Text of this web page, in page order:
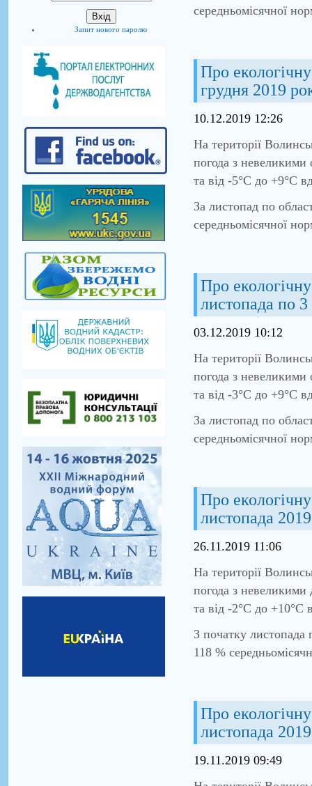
Запит нового паролю
середньомісячної
Про
грудня 2019
10.12.2019 12:26
На території
погода з невеликими
та від -5°С до +9°С
За листопад по
середньомісячної
Про
листопада по
03.12.2019 10:12
На території
погода з невеликими
та від -3°С до +9°С
За листопад по
середньомісячної
Про
листопада
26.11.2019 11:06
На території
погода з невеликими
та від -2°С до +10°С
З початку листопада
118 %
Про
листопада
19.11.2019 09:49